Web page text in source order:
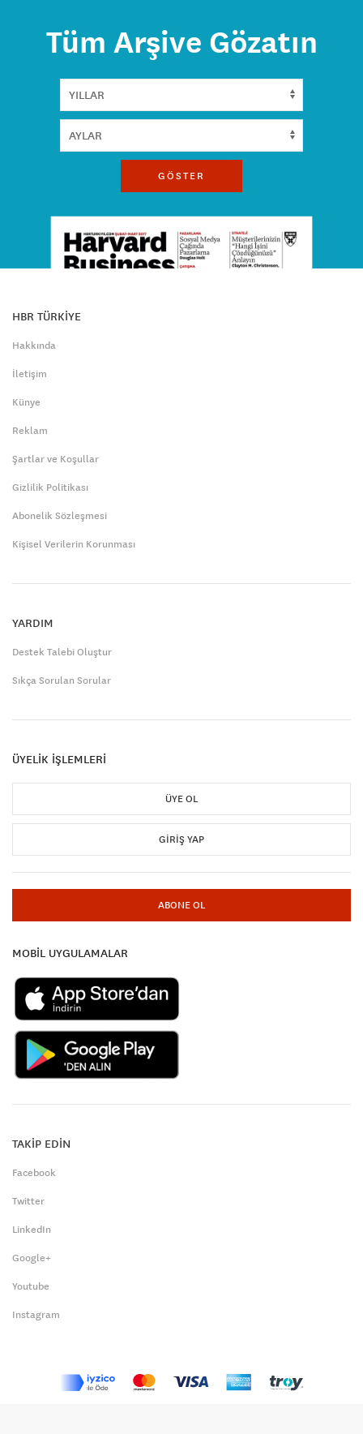
Tüm Arşive Gözatın
GÖSTER
HBR TÜRKİYE
Hakkında
İletişim
Künye
Reklam
Şartlar ve Koşullar
Gizlilik Politikası
Abonelik Sözleşmesi
Kişisel Verilerin Korunması
YARDIM
Destek Talebi Oluştur
Sıkça Sorulan Sorular
ÜYELİK İŞLEMLERİ
ÜYE OL
GIRIŞ YAP
ABONE OL
MOBİL UYGULAMALAR
TAKİP EDİN
Facebook
Twitter
LinkedIn
Google+
Youtube
Instagram